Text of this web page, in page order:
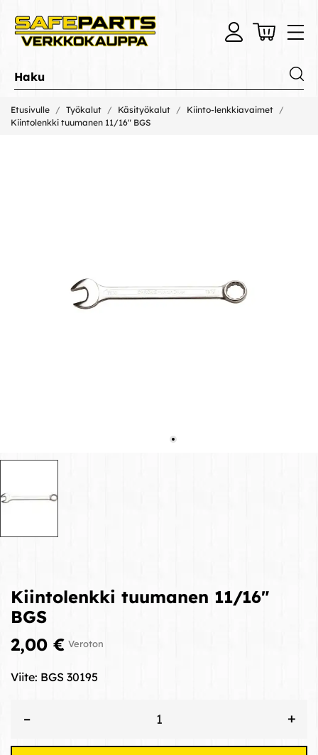
Etusivulle Työkalut Käsityökalut
Kiinto-lenkkiavaimet
Kiintolenkki tuumanen 11/16" BGS
Kiintolenkki tuumanen 11/16"
BGS
2,00 € Veroton
Viite: BGS 30195
– +